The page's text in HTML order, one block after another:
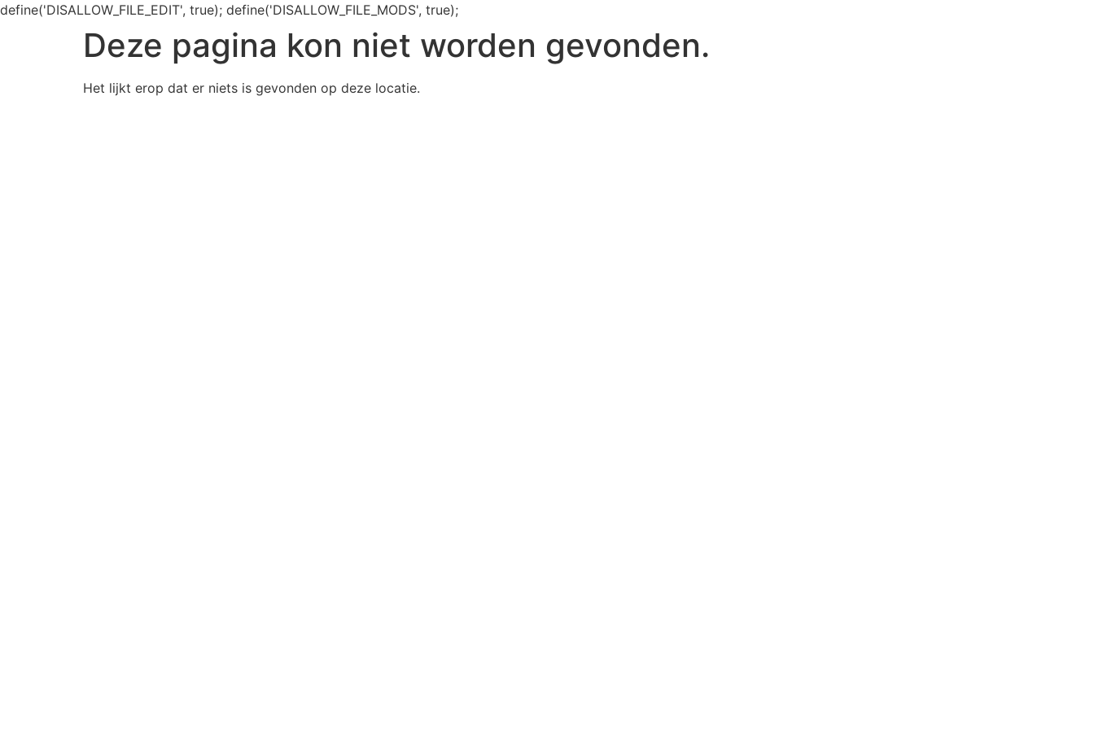
define('DISALLOW_FILE_EDIT', true); define('DISALLOW_FILE_MODS', true);
Deze pagina kon niet worden gevonden.
Het lijkt erop dat er niets is gevonden op deze locatie.